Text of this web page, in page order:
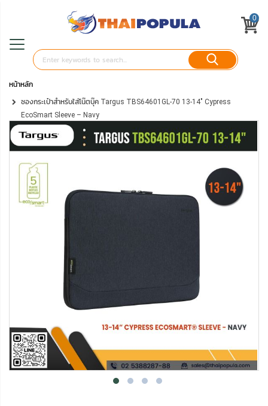
0
หน้าหลัก
ซองกระเป๋าสำหรับใส่โน๊ตบุ๊ค Targus TBS64601GL-70 13-14" Cypress
EcoSmart Sleeve – Navy